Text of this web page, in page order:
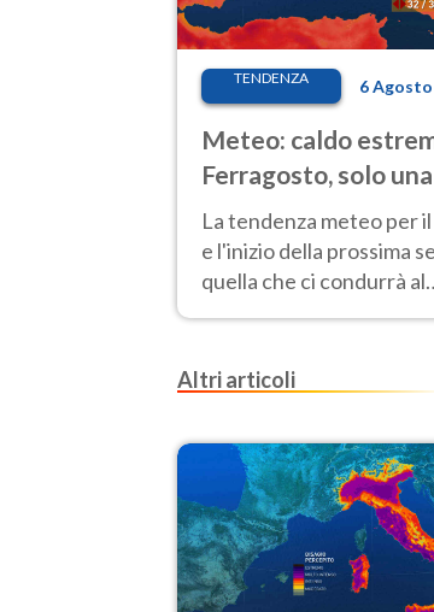
TENDENZA 6
Meteo: caldo
Ferragosto, solo
pausa. Ecco dove
La tendenza meteo per
e l'inizio della prossima
quella che ci condurrà al
Ferragosto, vede ancora
Altri articoli